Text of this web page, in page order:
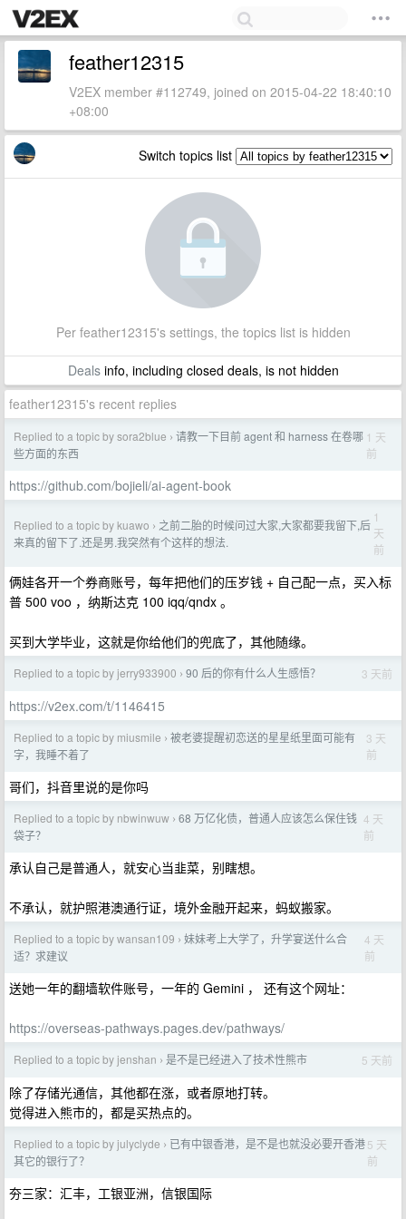
feather12315
V2EX member #112749, joined on 2015-04-22 18:40:10
+08:00
Switch topics list
Per feather12315's settings, the topics list is hidden
Dealsinfo, including closed deals, is not hidden
feather12315's recent replies
Replied to a topic by sora2blue › 请教一下目前 agent 和 harness 在卷哪
些方面的东西
1 天
前
https://github.com/bojieli/ai-agent-book
Replied to a topic by kuawo › 之前二胎的时候问过大家,大家都要我留下,后
来真的留下了.还是男.我突然有个这样的想法.
1
天
前
俩娃各开一个券商账号，每年把他们的压岁钱 + 自己配一点，买入标
普 500 voo ，纳斯达克 100 iqq/qndx 。
买到大学毕业，这就是你给他们的兜底了，其他随缘。
Replied to a topic by jerry933900 › 90 后的你有什么人生感悟？ 3 天前
https://v2ex.com/t/1146415
Replied to a topic by miusmile › 被老婆提醒初恋送的星星纸里面可能有
字，我睡不着了
3 天
前
哥们，抖音里说的是你吗
Replied to a topic by nbwinwuw › 68 万亿化债，普通人应该怎么保住钱
袋子？
4 天
前
承认自己是普通人，就安心当韭菜，别瞎想。
不承认，就护照港澳通行证，境外金融开起来，蚂蚁搬家。
Replied to a topic by wansan109 › 妹妹考上大学了，升学宴送什么合
适？求建议
4 天
前
送她一年的翻墙软件账号，一年的 Gemini ， 还有这个网址：
https://overseas-pathways.pages.dev/pathways/
Replied to a topic by jenshan › 是不是已经进入了技术性熊市 5 天前
除了存储光通信，其他都在涨，或者原地打转。
觉得进入熊市的，都是买热点的。
Replied to a topic by julyclyde › 已有中银香港，是不是也就没必要开香港
其它的银行了？
5 天
前
夯三家：汇丰，工银亚洲，信银国际